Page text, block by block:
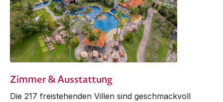
Zimmer & Ausstattung
Die 217 freistehenden Villen sind geschmackvoll